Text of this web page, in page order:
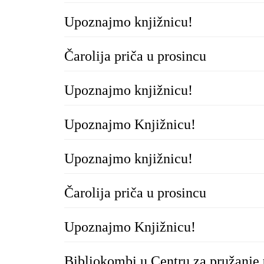
Upoznajmo knjižnicu!
Čarolija priča u prosincu
Upoznajmo knjižnicu!
Upoznajmo Knjižnicu!
Upoznajmo knjižnicu!
Čarolija priča u prosincu
Upoznajmo Knjižnicu!